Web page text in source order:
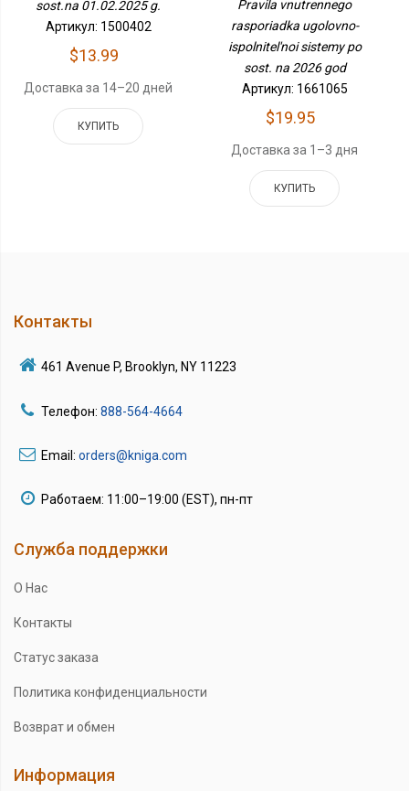
sost.na 01.02.2025 g.
Артикул: 1500402
$13.99
Доставка за 14–20 дней
КУПИТЬ
Системы По Сост. На
2026 Год
Pravila vnutrennego
rasporiadka ugolovno-
ispolnitel'noi sistemy po
sost. na 2026 god
Артикул: 1661065
$19.95
Доставка за 1–3 дня
КУПИТЬ
Контакты
461 Avenue P, Brooklyn, NY 11223
Телефон: 888-564-4664
Email: orders@kniga.com
Работаем: 11:00–19:00 (EST), пн-пт
Служба поддержки
О Нас
Контакты
Статус заказа
Политика конфиденциальности
Возврат и обмен
Информация